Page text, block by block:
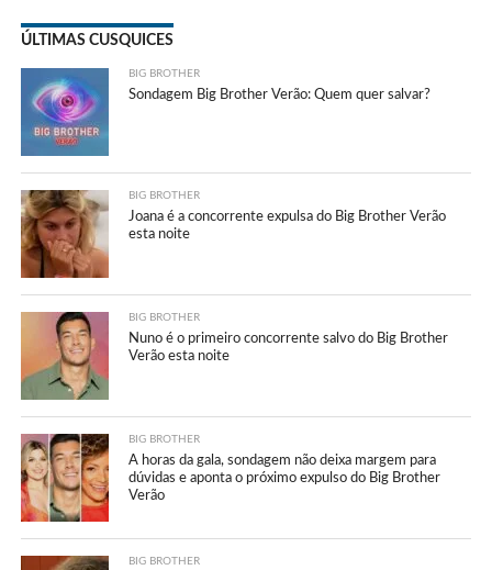
ÚLTIMAS CUSQUICES
BIG BROTHER
Sondagem Big Brother Verão: Quem quer salvar?
BIG BROTHER
Joana é a concorrente expulsa do Big Brother Verão
esta noite
BIG BROTHER
Nuno é o primeiro concorrente salvo do Big Brother
Verão esta noite
BIG BROTHER
A horas da gala, sondagem não deixa margem para
dúvidas e aponta o próximo expulso do Big Brother
Verão
BIG BROTHER